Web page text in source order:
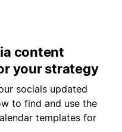
content
your strategy
socials updated
to find and use the
templates for